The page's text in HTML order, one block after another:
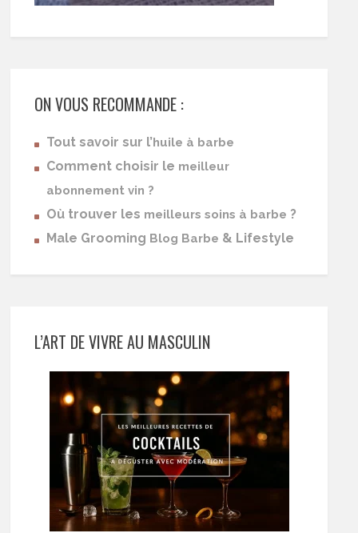
ON VOUS RECOMMANDE :
Tout savoir sur l’huile à barbe
Comment choisir le meilleur
abonnement vin ?
Où trouver les meilleurs soins à barbe ?
Male Grooming Blog Barbe & Lifestyle
L’ART DE VIVRE AU MASCULIN